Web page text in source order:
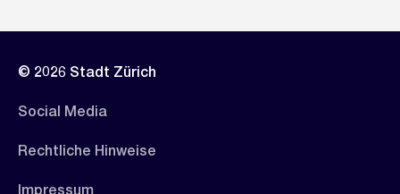
© 2026 Stadt Zürich
Social Media
Rechtliche Hinweise
Impressum